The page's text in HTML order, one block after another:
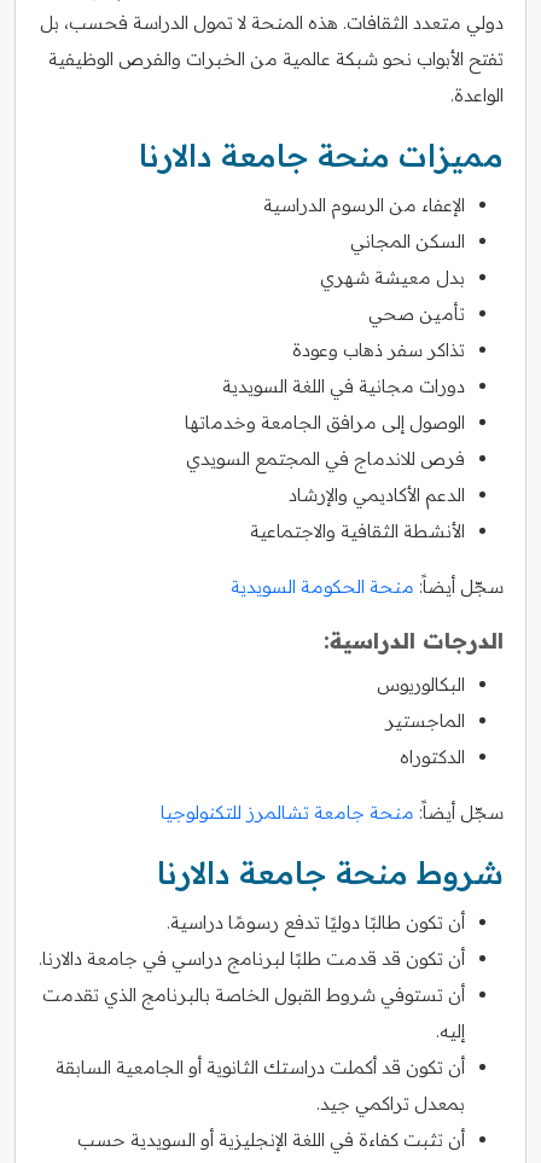
دولي متعدد الثقافات. هذه المنحة لا تمول الدراسة فحسب، بل
تفتح الأبواب نحو شبكة عالمية من الخبرات والفرص الوظيفية
الواعدة.
مميزات منحة جامعة دالارنا
الإعفاء من الرسوم الدراسية
السكن المجاني
بدل معيشة شهري
تأمين صحي
تذاكر سفر ذهاب وعودة
دورات مجانية في اللغة السويدية
الوصول إلى مرافق الجامعة وخدماتها
فرص للاندماج في المجتمع السويدي
الدعم الأكاديمي والإرشاد
الأنشطة الثقافية والاجتماعية
سجّل أيضاً: منحة الحكومة السويدية
الدرجات الدراسية:
البكالوريوس
الماجستير
الدكتوراه
سجّل أيضاً: منحة جامعة تشالمرز للتكنولوجيا
شروط منحة جامعة دالارنا
أن تكون طالبًا دوليًا تدفع رسومًا دراسية.
أن تكون قد قدمت طلبًا لبرنامج دراسي في جامعة دالارنا.
أن تستوفي شروط القبول الخاصة بالبرنامج الذي تقدمت
إليه.
أن تكون قد أكملت دراستك الثانوية أو الجامعية السابقة
بمعدل تراكمي جيد.
أن تثبت كفاءة في اللغة الإنجليزية أو السويدية حسب